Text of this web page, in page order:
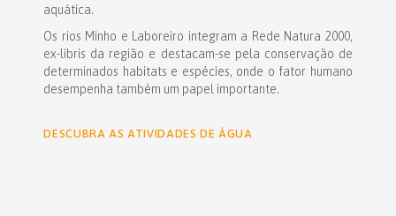
aquática.
Os rios Minho e Laboreiro integram a Rede Natura 2000,
ex-libris da região e destacam-se pela conservação de
determinados habitats e espécies, onde o fator humano
desempenha também um papel importante.
DESCUBRA AS ATIVIDADES DE ÁGUA